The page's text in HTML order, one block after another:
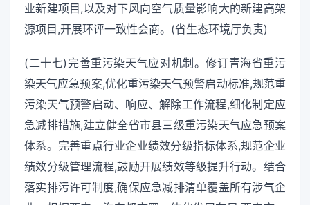
业新建项目,以及对下风向空气质量影响大的新建高架
源项目,开展环评一致性会商。(省生态环境厅负责)
(二十七)完善重污染天气应对机制。修订青海省重污
染天气应急预案,优化重污染天气预警启动标准,规范重
污染天气预警启动、响应、解除工作流程,细化制定应
急减排措施,建立健全省市县三级重污染天气应急预案
体系。完善重点行业企业绩效分级指标体系,规范企业
绩效分级管理流程,鼓励开展绩效等级提升行动。结合
落实排污许可制度,确保应急减排清单覆盖所有涉气企